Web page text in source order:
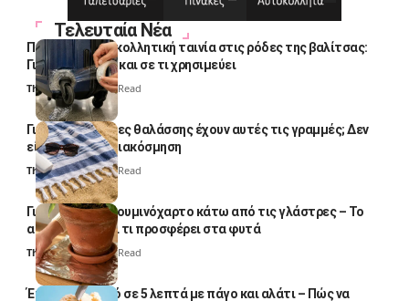
Τελευταία Νέα
Πολλοί βάζουν κολλητική ταινία στις ρόδες της βαλίτσας:
Γιατί το κάνουν και σε τι χρησιμεύει
Thali Ombre4 Min Read
Γιατί οι πετσέτες θαλάσσης έχουν αυτές τις γραμμές; Δεν
είναι μόνο για διακόσμηση
Thali Ombre5 Min Read
Γιατί βάζουν αλουμινόχαρτο κάτω από τις γλάστρες – Το
απλό κόλπο και τι προσφέρει στα φυτά
Thali Ombre4 Min Read
Έτοιμο παγωτό σε 5 λεπτά με πάγο και αλάτι – Πώς να